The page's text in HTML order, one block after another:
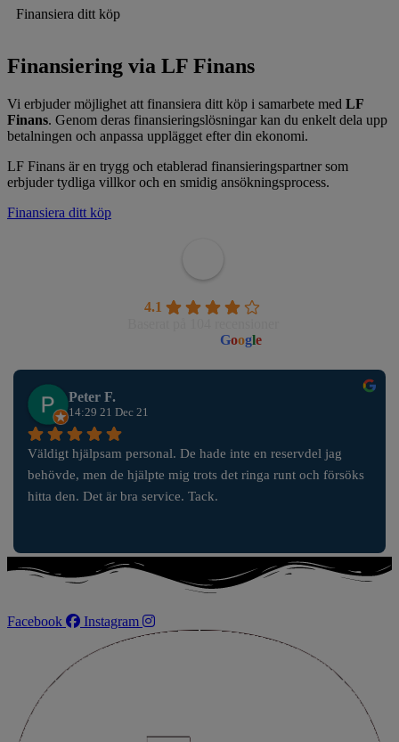
Finansiera ditt köp
Finansiering via LF Finans
Vi erbjuder möjlighet att finansiera ditt köp i samarbete med LF
Finans. Genom deras finansieringslösningar kan du enkelt dela upp
betalningen och anpassa upplägget efter din ekonomi.
LF Finans är en trygg och etablerad finansieringspartner som
erbjuder tydliga villkor och en smidig ansökningsprocess.
Finansiera ditt köp
4.1
Google
Peter F.
14:29 21 Dec 21
Väldigt hjälpsam personal. De hade inte en reservdel jag
behövde, men de hjälpte mig trots det ringa runt och försöks
hitta den. Det är bra service. Tack.
Facebook Instagram